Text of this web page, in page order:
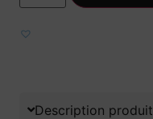
Description produit